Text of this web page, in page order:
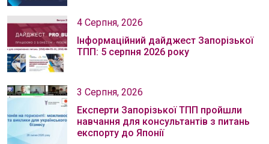
4 Серпня, 2026
Інформаційний дайджест Запорізької
ТПП: 5 серпня 2026 року
3 Серпня, 2026
Експерти Запорізької ТПП пройшли
навчання для консультантів з питань
експорту до Японії